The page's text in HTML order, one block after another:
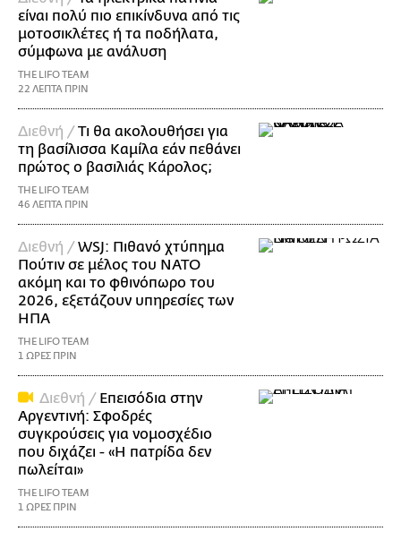
είναι πολύ πιο επικίνδυνα από τις
μοτοσικλέτες ή τα ποδήλατα,
σύμφωνα με ανάλυση
THE LIFO TEAM
22 ΛΕΠΤΑ ΠΡΙΝ
Διεθνή /Τι θα ακολουθήσει για
τη βασίλισσα Καμίλα εάν πεθάνει
πρώτος ο βασιλιάς Κάρολος;
THE LIFO TEAM
46 ΛΕΠΤΑ ΠΡΙΝ
Διεθνή /WSJ: Πιθανό χτύπημα
Πούτιν σε μέλος του ΝΑΤΟ
ακόμη και το φθινόπωρο του
2026, εξετάζουν υπηρεσίες των
ΗΠΑ
THE LIFO TEAM
1 ΩΡΕΣ ΠΡΙΝ
Διεθνή / Επεισόδια στην
Αργεντινή: Σφοδρές
συγκρούσεις για νομοσχέδιο
που διχάζει - «Η πατρίδα δεν
πωλείται»
THE LIFO TEAM
1 ΩΡΕΣ ΠΡΙΝ